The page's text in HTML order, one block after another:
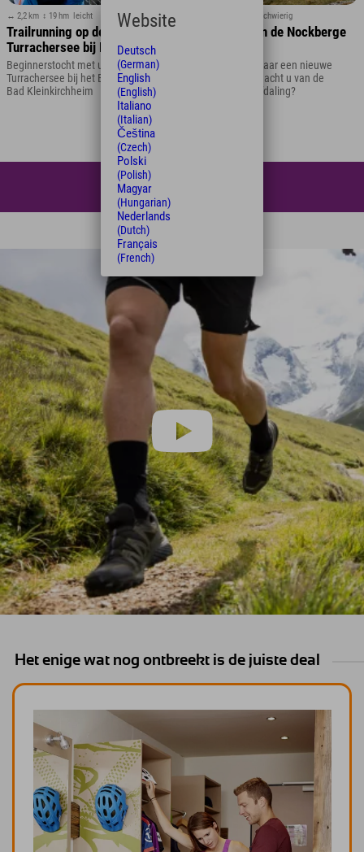
↔ 2,2 km ↕ 19 hm leicht
Trailrunning op de
Turrachersee bij Bad
Kleinkirchheim
Beginnerstocht met uitzicht: de
Turrachersee bij het Explorer Hotel
Bad Kleinkirchheim
schwierig
Trailrunning in de Nockberge
Bent u op zoek naar een nieuwe
uitdaging? Wat dacht u van de
Brunnach-bergafdaling?
Zo begin je
Het enige wat nog ontbreekt is de juiste deal
Website
Deutsch
(German)
English
(English)
Italiano
(Italian)
Čeština
(Czech)
Polski
(Polish)
Magyar
(Hungarian)
Nederlands
(Dutch)
Français
(French)